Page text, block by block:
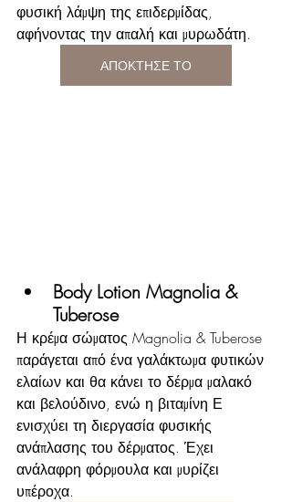
φυσική λάμψη της επιδερμίδας,
αφήνοντας την απαλή και μυρωδάτη.
ΑΠΟΚΤΗΣΕ ΤΟ
Body Lotion Magnolia &
Tuberose
Η κρέμα σώματος Magnolia & Tuberose
παράγεται από ένα γαλάκτωμα φυτικών
ελαίων και θα κάνει το δέρμα μαλακό
και βελούδινο, ενώ η βιταμίνη Ε
ενισχύει τη διεργασία φυσικής
ανάπλασης του δέρματος. Έχει
ανάλαφρη φόρμουλα και μυρίζει
υπέροχα.